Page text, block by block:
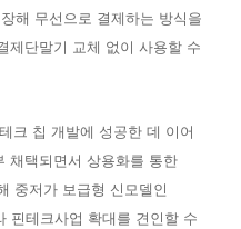
해 무선으로 결제하는 방식을
제단말기 교체 없이 사용할 수
크 칩 개발에 성공한 데 이어
채택되면서 상용화를 통한
중저가 보급형 신모델인
핀테크사업 확대를 견인할 수